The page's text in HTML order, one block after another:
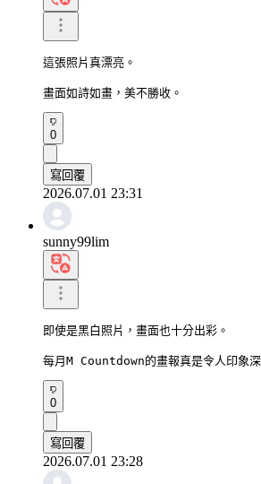
這張照片真漂亮。
畫面如詩如畫，美不勝收。
0
寫回覆
2026.07.01 23:31
sunny99lim
即使是黑白照片，畫面也十分出彩。
每月M Countdown的畫報真是令人印象深
0
寫回覆
2026.07.01 23:28